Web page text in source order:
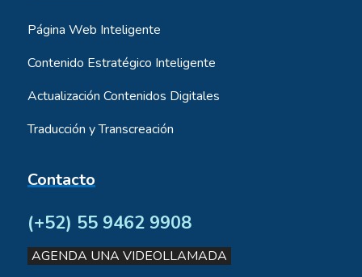
Página Web Inteligente
Contenido Estratégico Inteligente
Actualización Contenidos Digitales
Traducción y Transcreación
Contacto
(+52) 55 9462 9908
AGENDA UNA VIDEOLLAMADA